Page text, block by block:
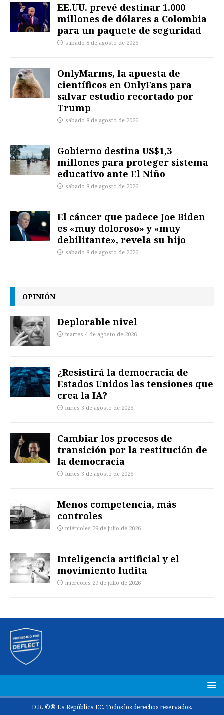
EE.UU. prevé destinar 1.000
millones de dólares a Colombia
para un paquete de seguridad
sábado 8 de agosto de 2026
OnlyMarms, la apuesta de
científicos en OnlyFans para
salvar estudio recortado por
Trump
sábado 8 de agosto de 2026
Gobierno destina US$1,3
millones para proteger sistema
educativo ante El Niño
sábado 8 de agosto de 2026
El cáncer que padece Joe Biden
es «muy doloroso» y «muy
debilitante», revela su hijo
sábado 8 de agosto de 2026
OPINIÓN
Deplorable nivel
martes 4 de agosto de 2026
¿Resistirá la democracia de
Estados Unidos las tensiones que
crea la IA?
lunes 3 de agosto de 2026
Cambiar los procesos de
transición por la restitución de
la democracia
lunes 3 de agosto de 2026
Menos competencia, más
controles
miércoles 29 de julio de 2026
Inteligencia artificial y el
movimiento ludita
miércoles 29 de julio de 2026
D.R. ©® La República EC. Todos los derechos reservados.